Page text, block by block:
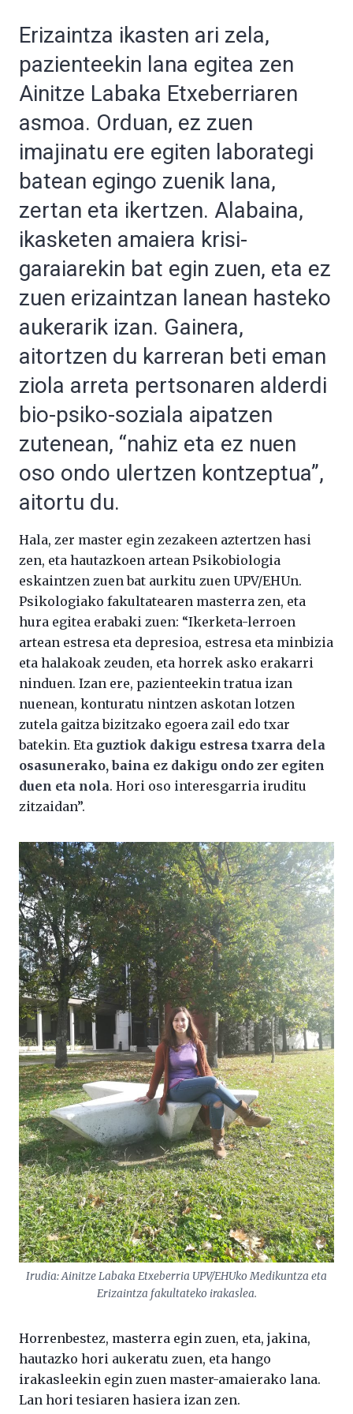
Erizaintza ikasten ari zela,
pazienteekin lana egitea zen
Ainitze Labaka Etxeberriaren
asmoa. Orduan, ez zuen
imajinatu ere egiten laborategi
batean egingo zuenik lana,
zertan eta ikertzen. Alabaina,
ikasketen amaiera krisi-
garaiarekin bat egin zuen, eta ez
zuen erizaintzan lanean hasteko
aukerarik izan. Gainera,
aitortzen du karreran beti eman
ziola arreta pertsonaren alderdi
bio-psiko-soziala aipatzen
zutenean, “nahiz eta ez nuen
oso ondo ulertzen kontzeptua”,
aitortu du.
Hala, zer master egin zezakeen aztertzen hasi
zen, eta hautazkoen artean Psikobiologia
eskaintzen zuen bat aurkitu zuen UPV/EHUn.
Psikologiako fakultatearen masterra zen, eta
hura egitea erabaki zuen: “Ikerketa-lerroen
artean estresa eta depresioa, estresa eta minbizia
eta halakoak zeuden, eta horrek asko erakarri
ninduen. Izan ere, pazienteekin tratua izan
nuenean, konturatu nintzen askotan lotzen
zutela gaitza bizitzako egoera zail edo txar
batekin. Eta guztiok dakigu estresa txarra dela
osasunerako, baina ez dakigu ondo zer egiten
duen eta nola. Hori oso interesgarria iruditu
zitzaidan”.
Irudia: Ainitze Labaka Etxeberria UPV/EHUko Medikuntza eta
Erizaintza fakultateko irakaslea.
Horrenbestez, masterra egin zuen, eta, jakina,
hautazko hori aukeratu zuen, eta hango
irakasleekin egin zuen master-amaierako lana.
Lan hori tesiaren hasiera izan zen.